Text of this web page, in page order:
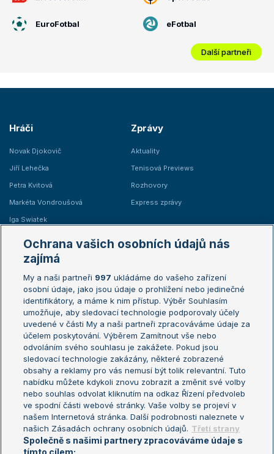
EuroFotbal eFotbal
Další partneři
Hráči
Novak Djokovič
Jiří Lehečka
Petra Kvitová
Markéta Vondroušová
Iga Swiatek
Zprávy
Aktuality
Tenisová Previews
Rozhovory
Express zprávy
Žebříčky
Žebříček ATP (muži)
Žebříček WTA (ženy)
Sázkařský žebříček
Australian Open
French Open
Wimbledon
US Open
Turnaj mistrů
Turnaj mistryň
Aktualní trendy
Fotbalové přestupy
Livesport Daily
LS Prague Open
Ochrana vašich osobních údajů nás
zajímá
My a naši partneři 997 ukládáme do vašeho zařízení
osobní údaje, jako jsou údaje o prohlížení nebo jedinečné
identifikátory, a máme k nim přístup. Výběr Souhlasím
umožňuje, aby sledovací technologie podporovaly účely
uvedené v části My a naši partneři zpracováváme údaje za
účelem poskytování. Výběrem Zamítnout vše nebo
odvoláním svého souhlasu je zakážete. Pokud jsou
sledovací technologie zakázány, některé zobrazené
obsahy a reklamy pro vás nemusí být tolik relevantní. Tuto
nabídku můžete kdykoli znovu zobrazit a změnit své volby
nebo souhlas odvolat kliknutím na odkaz Řízení předvoleb
ve spodní části webové stránky. Vaše volby se projeví v
našem Internetová stránka. Další podrobnosti naleznete v
našich Zásadách ochrany osobních údajů. Třetí strany
Společně s našimi partnery zpracováváme údaje s
tímto cílem: